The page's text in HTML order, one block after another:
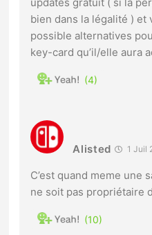
bien dans la légalité ) et
possible alternatives
key-card qu’il/elle aura
4
Alisted 1 Juil
C’est quand meme une
ne soit pas propriétaire
10